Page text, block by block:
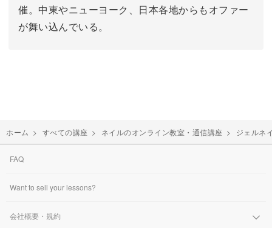
催。中東やニューヨーク、日本各地からもオファー
が舞い込んでいる。
ホーム > すべての講座 > ネイルのオンライン教室・通信講座 > ジェルネ
FAQ
Want to sell your lessons?
会社概要・規約